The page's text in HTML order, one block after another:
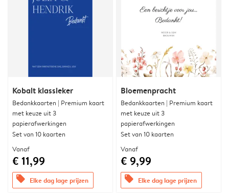
Kobalt klassieker
Bedankkaarten | Premium kaart
met keuze uit 3
papierafwerkingen
Set van 10 kaarten
Vanaf
€ 11,99
offers Elke dag lage prijzen
Bloemenpracht
Bedankkaarten | Premium kaart
met keuze uit 3
papierafwerkingen
Set van 10 kaarten
Vanaf
€ 9,99
offers Elke dag lage prijzen